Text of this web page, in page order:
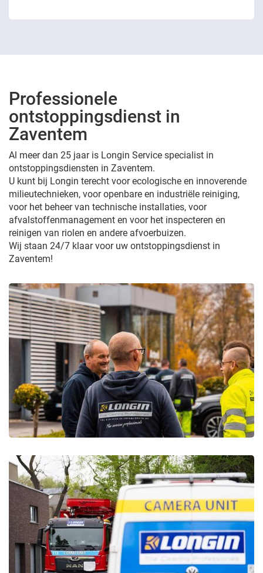
Professionele
ontstoppingsdienst in
Zaventem
Al meer dan 25 jaar is Longin Service specialist in
ontstoppingsdiensten in Zaventem.
U kunt bij Longin terecht voor ecologische en innoverende
milieutechnieken, voor openbare en industriële reiniging,
voor het beheer van technische installaties, voor
afvalstoffenmanagement en voor het inspecteren en
reinigen van riolen en andere afvoerbuizen.
Wij staan 24/7 klaar voor uw ontstoppingsdienst in
Zaventem!